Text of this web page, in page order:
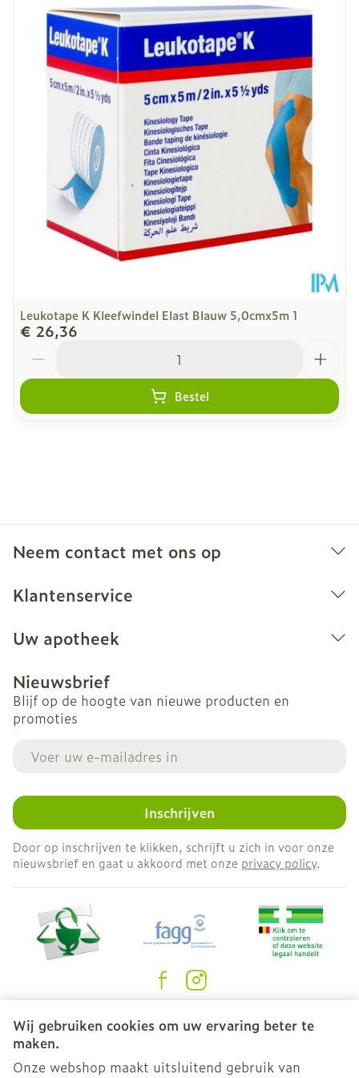
Wij gebruiken cookies om uw ervaring beter te
maken.
Onze webshop maakt uitsluitend gebruik van
Diepte 83 mm
Behoud
Kamertemperatuur (15°C -
25°C)
Leukotape K Kleefwindel Elast Blauw 5,0cmx5m 1
€ 26,36
Bestel
Neem contact met ons op
Klantenservice
Uw apotheek
Nieuwsbrief
Blijf op de hoogte van nieuwe producten en
promoties
Inschrijven
Door op inschrijven te klikken, schrijft u zich in voor onze
nieuwsbrief en gaat u akkoord met onze privacy policy.
Juridische links